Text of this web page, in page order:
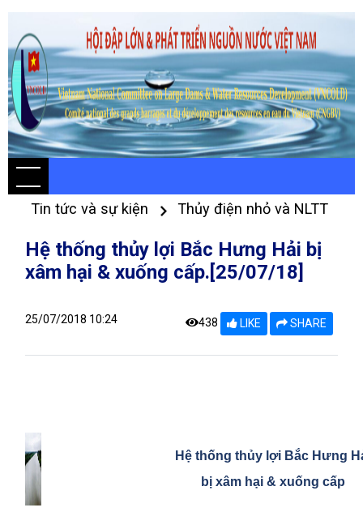
Tin tức và sự kiện Thủy điện nhỏ và NLTT
Hệ thống thủy lợi Bắc Hưng Hải bị
xâm hại & xuống cấp.[25/07/18]
25/07/2018 10:24 438 LIKE SHARE
Hệ thống thủy lợi Bắc Hưng
bị xâm hại & xuống cấp